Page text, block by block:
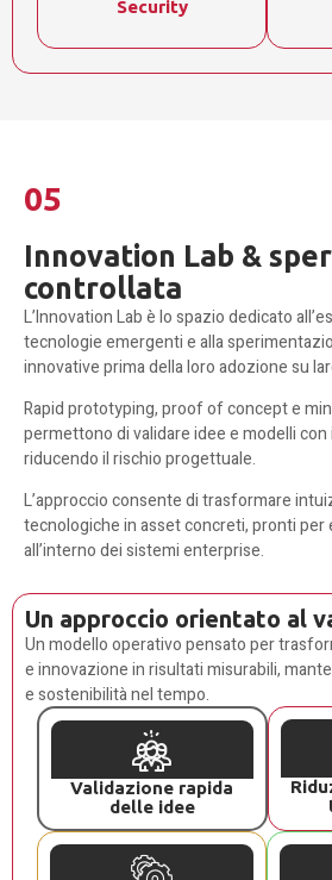
Security
05
Innovation Lab &
controllata
L’Innovation Lab è lo spazio dedicato
tecnologie emergenti e alla
innovative prima della loro adozione su
Rapid prototyping, proof of concept e
permettono di validare idee e modelli
riducendo il rischio progettuale.
L’approccio consente di trasformare
tecnologiche in asset concreti, pronti
all’interno dei sistemi enterprise.
Un approccio orientato al
Un modello operativo pensato per
e innovazione in risultati misurabili,
e sostenibilità nel tempo.
Validazione rapida
delle idee